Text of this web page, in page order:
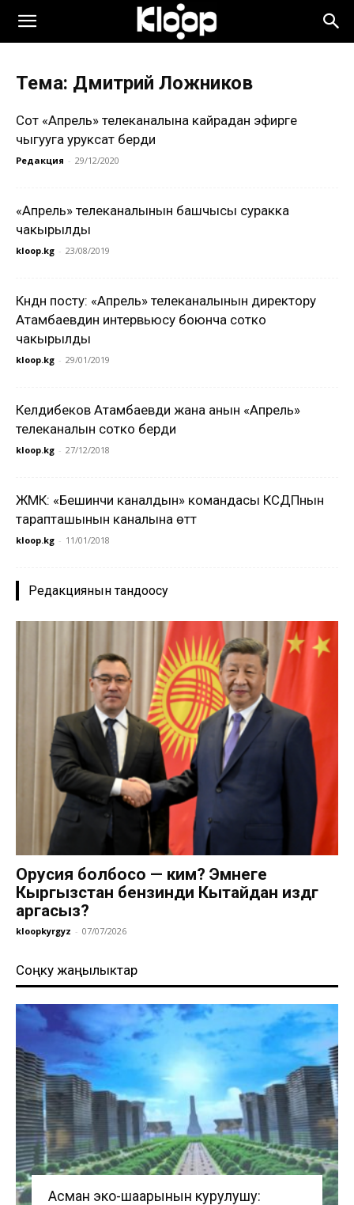
Тема: Дмитрий Ложников
Сот «Апрель» телеканалына кайрадан эфирге
чыгууга уруксат берди
Редакция - 29/12/2020
«Апрель» телеканалынын башчысы суракка
чакырылды
kloop.kg - 23/08/2019
Күндүн посту: «Апрель» телеканалынын директору
Атамбаевдин интервьюсу боюнча сотко
чакырылды
kloop.kg - 29/01/2019
Келдибеков Атамбаевди жана анын «Апрель»
телеканалын сотко берди
kloop.kg - 27/12/2018
ЖМК: «Бешинчи каналдын» командасы КСДПнын
тарапташынын каналына өттү
kloop.kg - 11/01/2018
Редакциянын тандоосу
Орусия болбосо — ким? Эмнеге
Кыргызстан бензинди Кытайдан издөөгө
аргасыз?
kloopkyrgyz - 07/07/2026
Соңку жаңылыктар
Асман эко-шаарынын курулушу: